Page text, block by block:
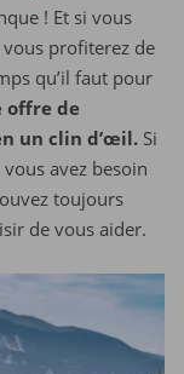
! Et si vous
profiterez de
qu’il faut pour
offre de
un clin d’œil. Si
avez besoin
toujours
de vous aider.